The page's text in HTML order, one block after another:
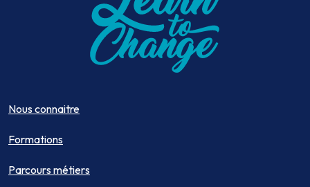
Nous connaitre
Formations
Parcours métiers